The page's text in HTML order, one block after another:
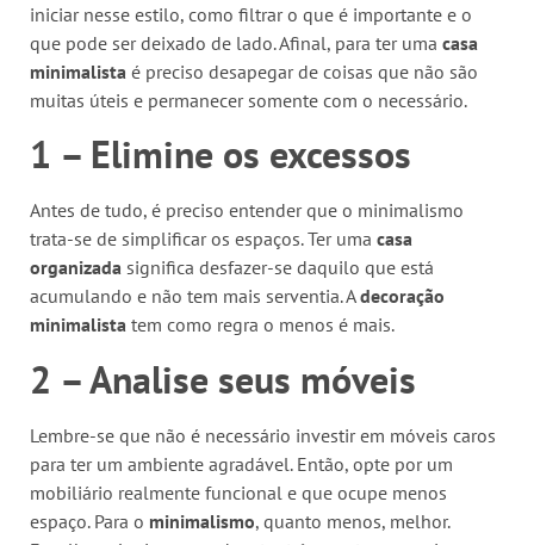
iniciar nesse estilo, como filtrar o que é importante e o
que pode ser deixado de lado. Afinal, para ter uma casa
minimalista é preciso desapegar de coisas que não são
muitas úteis e permanecer somente com o necessário.
1 – Elimine os excessos
Antes de tudo, é preciso entender que o minimalismo
trata-se de simplificar os espaços. Ter uma casa
organizada significa desfazer-se daquilo que está
acumulando e não tem mais serventia. Adecoração
minimalista tem como regra o menos é mais.
2 – Analise seus móveis
Lembre-se que não é necessário investir em móveis caros
para ter um ambiente agradável. Então, opte por um
mobiliário realmente funcional e que ocupe menos
espaço. Para o minimalismo, quanto menos, melhor.